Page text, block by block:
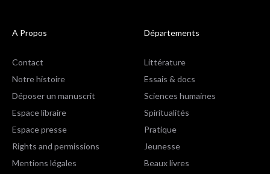
A Propos
Contact
Notre histoire
Déposer un manuscrit
Espace libraire
Espace presse
Rights and permissions
Mentions légales
Départements
Littérature
Essais & docs
Sciences humaines
Spiritualités
Pratique
Jeunesse
Beaux livres